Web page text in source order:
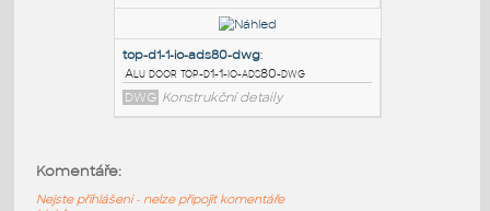
top-d1-9-oo-ads80-dwg:
Alu door top-d1-9-oo-ads80-dwg
DWG Konstrukční detaily
Alu door side-d1-9-oo-ads80-dwg
Komentáře:
Nejste přihlášeni - nelze připojit komentáře